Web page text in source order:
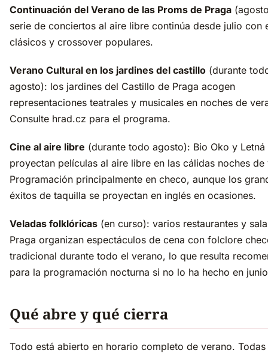
Continuación del Verano de las Proms de Praga
serie de conciertos al aire libre continúa desde julio con
clásicos y crossover populares.
Verano Cultural en los jardines del castillo (durante
agosto): los jardines del Castillo de Praga acogen
representaciones teatrales y musicales en noches de
Consulte hrad.cz para el programa.
Cine al aire libre (durante todo agosto): Bio Oko y Letná
proyectan películas al aire libre en las cálidas noches de
Programación principalmente en checo, aunque los
éxitos de taquilla se proyectan en inglés en ocasiones.
Veladas folklóricas (en curso): varios restaurantes y
Praga organizan espectáculos de cena con folclore
tradicional durante todo el verano, lo que resulta
para la programación nocturna si no lo ha hecho en
Qué abre y qué cierra
Todo está abierto en horario completo de verano. Todas